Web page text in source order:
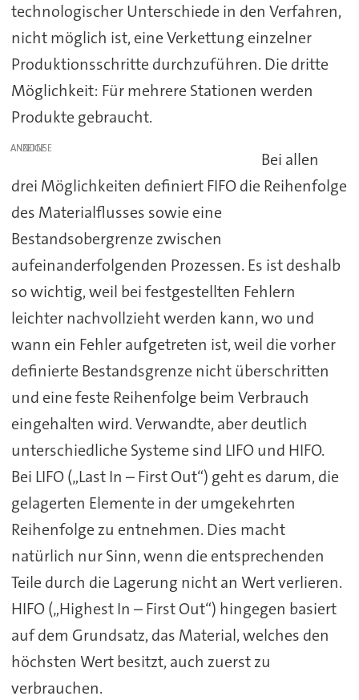
technologischer Unterschiede in den Verfahren,
nicht möglich ist, eine Verkettung einzelner
Produktionsschritte durchzuführen. Die dritte
Möglichkeit: Für mehrere Stationen werden
Produkte gebraucht.
ANZEIGE
Bei allen
drei Möglichkeiten definiert FIFO die Reihenfolge
des Materialflusses sowie eine
Bestandsobergrenze zwischen
aufeinanderfolgenden Prozessen. Es ist deshalb
so wichtig, weil bei festgestellten Fehlern
leichter nachvollzieht werden kann, wo und
wann ein Fehler aufgetreten ist, weil die vorher
definierte Bestandsgrenze nicht überschritten
und eine feste Reihenfolge beim Verbrauch
eingehalten wird. Verwandte, aber deutlich
unterschiedliche Systeme sind LIFO und HIFO.
Bei LIFO („Last In – First Out“) geht es darum, die
gelagerten Elemente in der umgekehrten
Reihenfolge zu entnehmen. Dies macht
natürlich nur Sinn, wenn die entsprechenden
Teile durch die Lagerung nicht an Wert verlieren.
HIFO („Highest In – First Out“) hingegen basiert
auf dem Grundsatz, das Material, welches den
höchsten Wert besitzt, auch zuerst zu
verbrauchen.